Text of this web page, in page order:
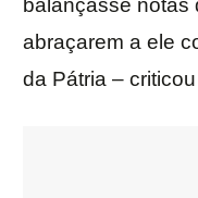
balançasse notas
abraçarem a ele
da Pátria – criticou